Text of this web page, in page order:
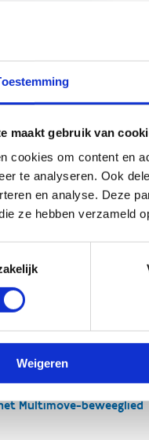
maakt gebruik van
cookies om content en
te analyseren. Ook
en analyse. Deze
ze hebben verzameld
Weigeren
van het Multimovelied
'Multimove'
dat we gebruiken om
of zet de 'Marketing
cookie settings
beweeglied'
en zing uit volle borst
muziekpartituur en leer
Multimove-beweeglied